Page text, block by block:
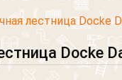
лестница Docke
Docke